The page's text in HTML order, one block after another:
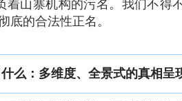
着山寨机构的污名。我们不得
底的合法性正名。
么：多维度、全景式的真相呈